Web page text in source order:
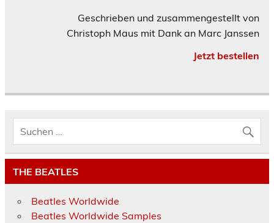
Geschrieben und zusammengestellt von
Christoph Maus mit Dank an Marc Janssen
Jetzt bestellen
THE BEATLES
Beatles Worldwide
Beatles Worldwide Samples